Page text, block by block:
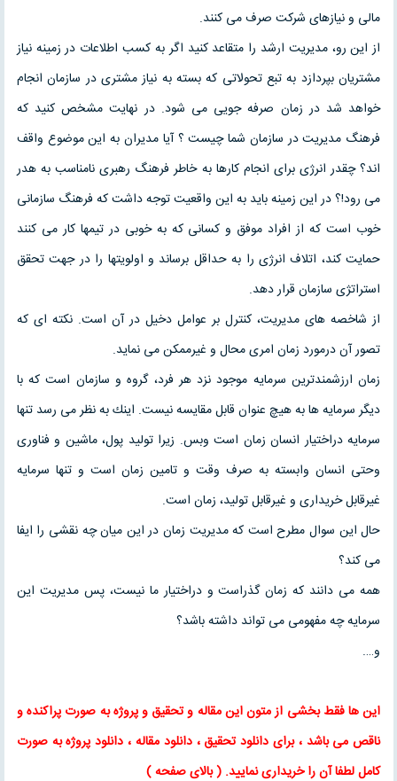
مالی و نیازهای شرکت صرف می کنند.
از این رو، مدیریت ارشد را متقاعد کنید اگر به کسب اطلاعات در زمینه نیاز
مشتریان بپردازد به تبع تحولاتی که بسته به نیاز مشتری در سازمان انجام
خواهد شد در زمان صرفه جویی می شود. در نهایت مشخص کنید که
فرهنگ مدیریت در سازمان شما چیست ؟ آیا مدیران به این موضوع واقف
اند؟ چقدر انرژی برای انجام کارها به خاطر فرهنگ رهبری نامناسب به هدر
می رود!؟ در این زمینه باید به این واقعیت توجه داشت که فرهنگ سازمانی
خوب است که از افراد موفق و کسانی که به خوبی در تیمها کار می کنند
حمایت کند، اتلاف انرژی را به حداقل برساند و اولویتها را در جهت تحقق
استراتژی سازمان قرار دهد.
از شاخصه های مدیریت، كنترل بر عوامل دخیل در آن است. نكته ای كه
تصور آن درمورد زمان امری محال و غیرممكن می نماید.
زمان ارزشمندترین سرمایه موجود نزد هر فرد، گروه و سازمان است كه با
دیگر سرمایه ها به هیچ عنوان قابل مقایسه نیست. اینك به نظر می رسد تنها
سرمایه دراختیار انسان زمان است وبس. زیرا تولید پول، ماشین و فناوری
وحتی انسان وابسته به صرف وقت و تامین زمان است و تنها سرمایه
غیرقابل خریداری و غیرقابل تولید، زمان است.
حال این سوال مطرح است كه مدیریت زمان در این میان چه نقشی را ایفا
می كند؟
همه می دانند كه زمان گذراست و دراختیار ما نیست، پس مدیریت این
سرمایه چه مفهومی می تواند داشته باشد؟
و….
این ها فقط بخشی از متون اینمقاله وتحقیق و پروژه به صورت پراکنده و
ناقص می باشد ، برای دانلود تحقیق ،دانلود مقاله ، دانلود پروژه به صورت
کامل لطفا آن را خریداری نمایید. (بالای صفحه)